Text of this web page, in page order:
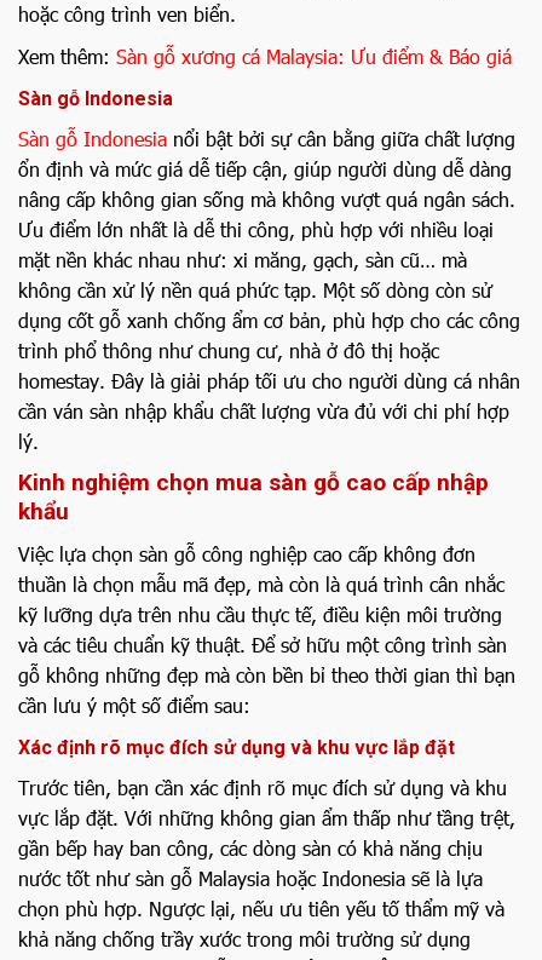
hoặc công trình ven biển.
Xem thêm: Sàn gỗ xương cá Malaysia: Ưu điểm & Báo giá
Sàn gỗ Indonesia
Sàn gỗ Indonesia nổi bật bởi sự cân bằng giữa chất lượng
ổn định và mức giá dễ tiếp cận, giúp người dùng dễ dàng
nâng cấp không gian sống mà không vượt quá ngân sách.
Ưu điểm lớn nhất là dễ thi công, phù hợp với nhiều loại
mặt nền khác nhau như: xi măng, gạch, sàn cũ… mà
không cần xử lý nền quá phức tạp. Một số dòng còn sử
dụng cốt gỗ xanh chống ẩm cơ bản, phù hợp cho các công
trình phổ thông như chung cư, nhà ở đô thị hoặc
homestay. Đây là giải pháp tối ưu cho người dùng cá nhân
cần ván sàn nhập khẩu chất lượng vừa đủ với chi phí hợp
lý.
Kinh nghiệm chọn mua sàn gỗ cao cấp nhập
khẩu
Việc lựa chọn sàn gỗ công nghiệp cao cấp không đơn
thuần là chọn mẫu mã đẹp, mà còn là quá trình cân nhắc
kỹ lưỡng dựa trên nhu cầu thực tế, điều kiện môi trường
và các tiêu chuẩn kỹ thuật. Để sở hữu một công trình sàn
gỗ không những đẹp mà còn bền bỉ theo thời gian thì bạn
cần lưu ý một số điểm sau:
Xác định rõ mục đích sử dụng và khu vực lắp đặt
Trước tiên, bạn cần xác định rõ mục đích sử dụng và khu
vực lắp đặt. Với những không gian ẩm thấp như tầng trệt,
gần bếp hay ban công, các dòng sàn có khả năng chịu
nước tốt như sàn gỗ Malaysia hoặc Indonesia sẽ là lựa
chọn phù hợp. Ngược lại, nếu ưu tiên yếu tố thẩm mỹ và
khả năng chống trầy xước trong môi trường sử dụng